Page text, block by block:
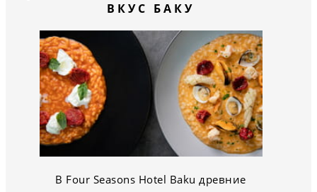
ВКУС БАКУ
В Four Seasons Hotel Baku древние